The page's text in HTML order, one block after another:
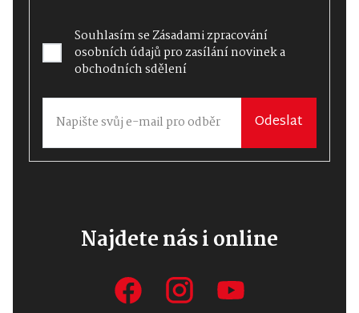
Souhlasím seZásadami zpracování
osobních údajůpro zasílání novinek a
obchodních sdělení
Odeslat
Najdete nás i online